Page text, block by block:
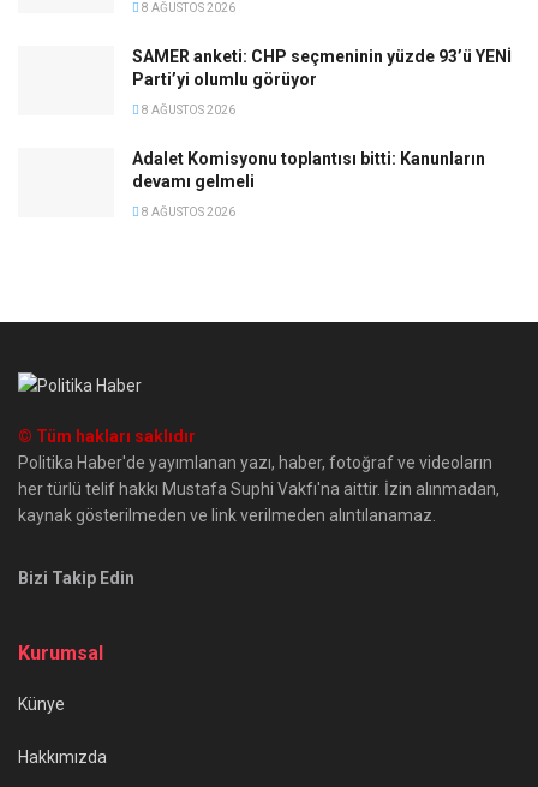
8 AĞUSTOS 2026
SAMER anketi: CHP seçmeninin yüzde 93’ü YENİ
Parti’yi olumlu görüyor
8 AĞUSTOS 2026
Adalet Komisyonu toplantısı bitti: Kanunların
devamı gelmeli
8 AĞUSTOS 2026
© Tüm hakları saklıdır
Politika Haber'de yayımlanan yazı, haber, fotoğraf ve videoların
her türlü telif hakkı Mustafa Suphi Vakfı'na aittir. İzin alınmadan,
kaynak gösterilmeden ve link verilmeden alıntılanamaz.
Bizi Takip Edin
Kurumsal
Künye
Hakkımızda